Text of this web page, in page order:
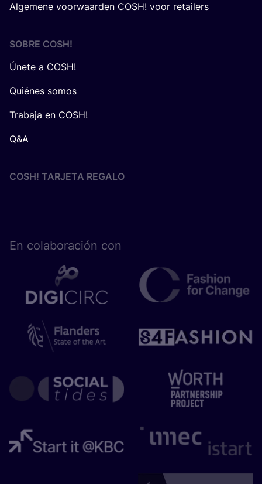
Algemene voorwaarden COSH! voor retailers
SOBRE COSH!
Únete a COSH!
Quiénes somos
Trabaja en COSH!
Q&A
COSH! TARJETA REGALO
En cola­bo­ra­ción con